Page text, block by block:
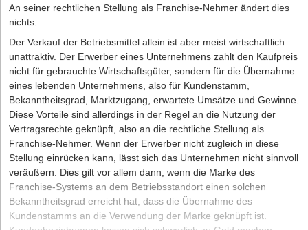
An seiner rechtlichen Stellung als Franchise-Nehmer ändert dies
nichts.
Der Verkauf der Betriebsmittel allein ist aber meist wirtschaftlich
unattraktiv. Der Erwerber eines Unternehmens zahlt den Kaufpreis
nicht für gebrauchte Wirtschaftsgüter, sondern für die Übernahme
eines lebenden Unternehmens, also für Kundenstamm,
Bekanntheitsgrad, Marktzugang, erwartete Umsätze und Gewinne.
Diese Vorteile sind allerdings in der Regel an die Nutzung der
Vertragsrechte geknüpft, also an die rechtliche Stellung als
Franchise-Nehmer. Wenn der Erwerber nicht zugleich in diese
Stellung einrücken kann, lässt sich das Unternehmen nicht sinnvoll
veräußern. Dies gilt vor allem dann, wenn die Marke des
Franchise-Systems an dem Betriebsstandort einen solchen
Bekanntheitsgrad erreicht hat, dass die Übernahme des
Kundenstamms an die Verwendung der Marke geknüpft ist.